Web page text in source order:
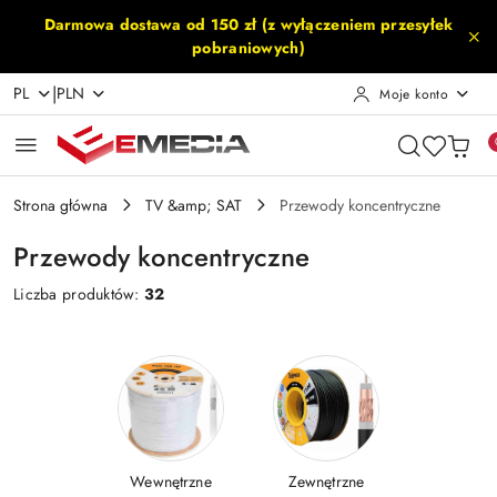
Przejdź do treści głównej
Przejdź do wyszukiwarki
Przejdź do moje konto
Przejdź do menu głównego
Przejdź do stopki
Darmowa dostawa od 150 zł (z wyłączeniem przesyłek
pobraniowych)
PL |PLN Moje konto
Strona główna TV &amp; SAT Przewody koncentryczne
Przewody koncentryczne
Liczba produktów:32
Wewnętrzne Zewnętrzne